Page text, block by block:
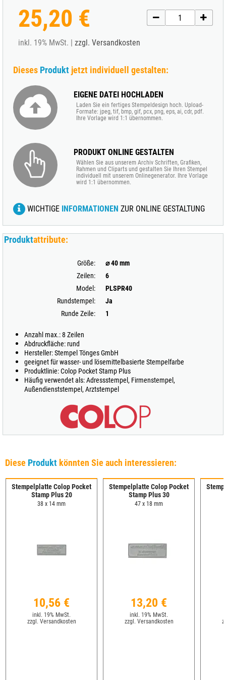
25,20 €
inkl. 19% MwSt. | zzgl. Versandkosten
Dieses Produkt jetzt individuell gestalten:
EIGENE DATEI HOCHLADEN
Laden Sie ein fertiges Stempeldesign hoch. Upload-
Formate: jpeg, tif, bmp, gif, pcx, png, eps, ai, cdr, pdf.
Ihre Vorlage wird 1:1 übernommen.
PRODUKT ONLINE GESTALTEN
Wählen Sie aus unserem Archiv Schriften, Grafiken,
Rahmen und Cliparts und gestalten Sie Ihren Stempel
individuell mit unserem Onlinegenerator. Ihre Vorlage
wird 1:1 übernommen.
WICHTIGE INFORMATIONEN ZUR ONLINE GESTALTUNG
Produktattribute:
Größe:
⌀ 40 mm
Zeilen:
6
Model:
PLSPR40
Rundstempel:
Ja
Runde Zeile:
1
Anzahl max.: 8 Zeilen
Abdruckfläche: rund
Hersteller: Stempel Tönges GmbH
geeignet für wasser- und lösemittelbasierte Stempelfarbe
Produktlinie: Colop Pocket Stamp Plus
Häufig verwendet als: Adressstempel, Firmenstempel,
Außendienststempel, Arztstempel
Diese Produkt könnten Sie auch interessieren:
Stempelplatte Colop Pocket
Stamp Plus 20
38 x 14 mm
10,56 €
inkl. 19% MwSt.
zzgl. Versandkosten
Stempelplatte Colop Pocket
Stamp Plus 30
47 x 18 mm
13,20 €
inkl. 19% MwSt.
zzgl. Versandkosten